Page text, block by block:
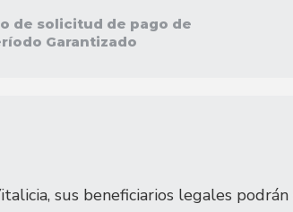
de solicitud de pago de
Garantizado
sus beneficiarios legales